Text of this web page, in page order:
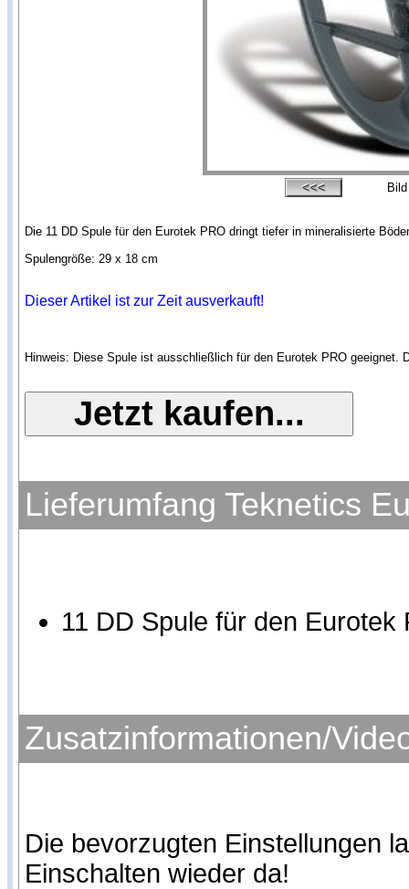
Die 11 DD Spule für den Eurotek PRO dringt tiefer in mineralisierte
Spulengröße: 29 x 18 cm
Dieser Artikel ist zur Zeit ausverkauft!
Hinweis: Diese Spule ist ausschließlich für den Eurotek PRO geeignet.
Lieferumfang Teknetics
11 DD Spule für den Eurotek
Zusatzinformationen/
Die bevorzugten Einstellungen
Einschalten wieder da!